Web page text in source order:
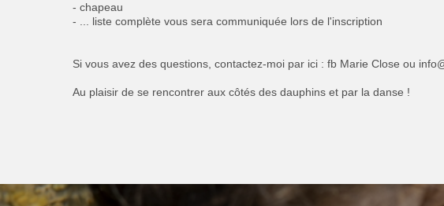
- chapeau
- ... liste complète vous sera communiquée lors de l'inscription
Si vous avez des questions, contactez-moi par ici : fb Marie Close ou
Au plaisir de se rencontrer aux côtés des dauphins et par la danse !